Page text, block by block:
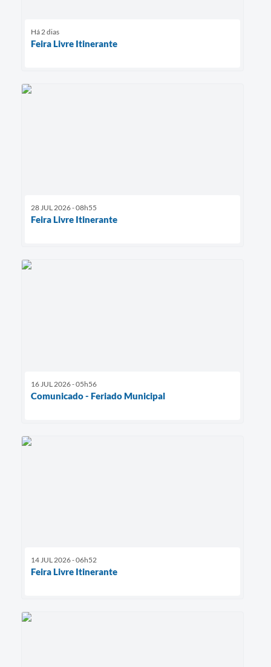
Há 2 dias
Feira Livre Itinerante
28 JUL 2026 - 08h55
Feira Livre Itinerante
16 JUL 2026 - 05h56
Comunicado - Feriado Municipal
14 JUL 2026 - 06h52
Feira Livre Itinerante